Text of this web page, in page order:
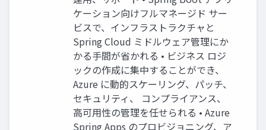
ケーション向けフルマネージド サー
ビスで、インフラストラクチャと
Spring Cloud ミドルウェア管理にか
かる⼿間が省かれる • ビジネス ロジ
ックの作成に集中することができ、
Azure に動的スケーリング、パッチ、
セキュリティ、 コンプライアンス、
⾼可⽤性の管理を任せられる • Azure
Spring Apps のプロビジョニング、ア